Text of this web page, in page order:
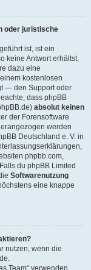
oder juristische
ist, ist ein
keine Antwort erhältst,
dazu eine
kostenlosen
— den Support oder
dass phpBB
absolut keinen
der Forensoftware
werden
Deutschland e. V. in
phpbb.com,
du phpBB Limited
Softwarenutzung
eine knappe
nutzen, wenn die
Team“ verwenden.